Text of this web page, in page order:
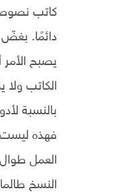
كاتب نصوص
دائمًا.
يصبح
الكاتب
بالنسبة
فهذه
العمل طوال
النسخ